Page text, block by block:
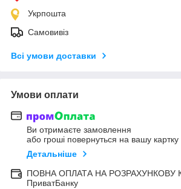
Укрпошта
Самовивіз
Всі умови доставки
Умови оплати
Ви отримаєте замовлення
або гроші повернуться на вашу картку
Детальніше
ПОВНА ОПЛАТА НА РОЗРАХУНКОВУ
ПриватБанку